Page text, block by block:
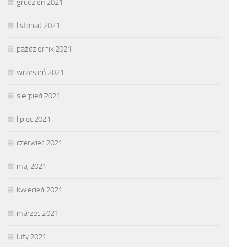
grudzień 2021
listopad 2021
październik 2021
wrzesień 2021
sierpień 2021
lipiec 2021
czerwiec 2021
maj 2021
kwiecień 2021
marzec 2021
luty 2021